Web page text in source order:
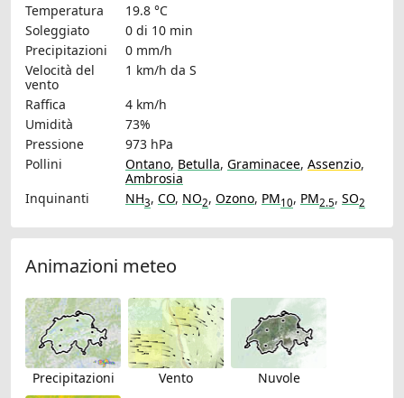
Temperatura
19.8 °C
Soleggiato
0 di 10 min
Precipitazioni
0 mm/h
Velocità del
vento
1 km/h da S
Raffica
4 km/h
Umidità
73%
Pressione
973 hPa
Pollini
Ontano, Betulla, Graminacee, Assenzio,
Ambrosia
Inquinanti
NH3, CO, NO2, Ozono, PM10, PM2.5, SO2
Animazioni meteo
Precipitazioni Vento Nuvole